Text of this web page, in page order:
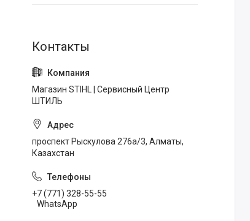
Магазин STIHL | Сервисный Центр
ШТИЛЬ
проспект Рыскулова 276а/3, Алматы,
Казахстан
+7 (771) 328-55-55
WhatsApp